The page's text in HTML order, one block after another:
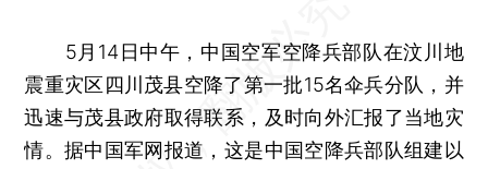
5月14日中午，中国空军空降兵部队在汶川地
震重灾区四川茂县空降了第一批15名伞兵分队，并
迅速与茂县政府取得联系，及时向外汇报了当地灾
情。据中国军网报道，这是中国空降兵部队组建以